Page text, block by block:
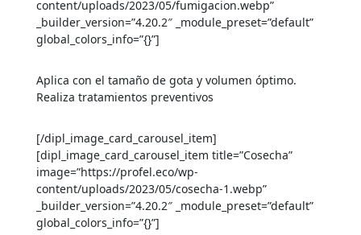
content/uploads/2023/05/fumigacion.webp”
_builder_version=”4.20.2″ _module_preset=”default”
global_colors_info=”{}”]
Aplica con el tamaño de gota y volumen óptimo.
Realiza tratamientos preventivos
[/dipl_image_card_carousel_item]
[dipl_image_card_carousel_item title=”Cosecha”
image=”https://profel.eco/wp-
content/uploads/2023/05/cosecha-1.webp”
_builder_version=”4.20.2″ _module_preset=”default”
global_colors_info=”{}”]